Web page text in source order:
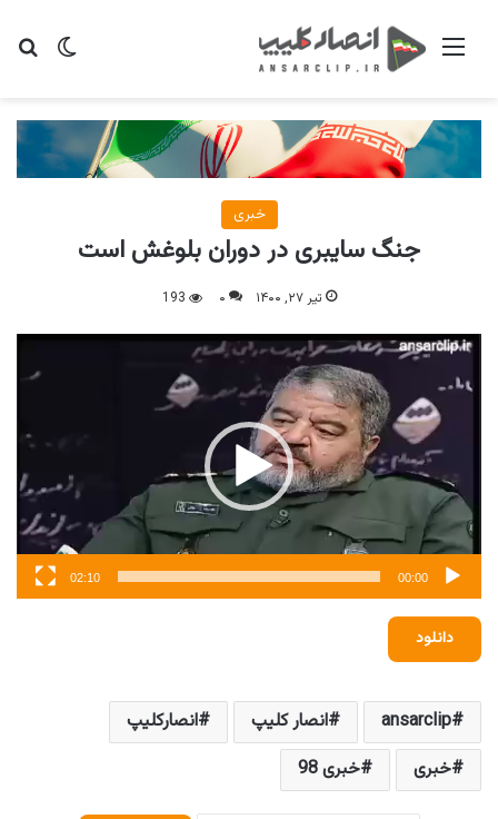
تغییر منو
خبری
جنگ سایبری در دوران بلوغش است
تیر ۲۷, ۱۴۰۰ ۰ 193
نمایشگر
ویدیو
00:00
02:10
دانلود
ansarclip انصار کلیپ
انصارکلیپ
خبری
خبری 98